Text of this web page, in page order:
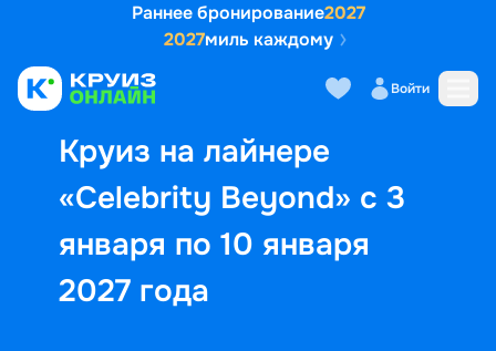
Раннее бронирование2027
2027миль каждому
Войти
Круиз на лайнере
«Celebrity Beyond» с 3
января по 10 января
2027 года
Выбор кают Маршрут и